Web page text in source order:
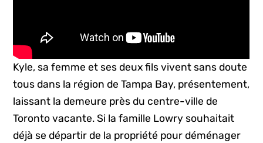
Kyle, sa femme et ses deux fils vivent sans doute
tous dans la région de Tampa Bay, présentement,
laissant la demeure près du centre-ville de
Toronto vacante. Si la famille Lowry souhaitait
déjà se départir de la propriété pour déménager